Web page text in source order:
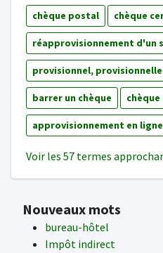
chèque postal chèque
réapprovisionnement d'un
provisionnel, provisionnelle
barrer un chèque
approvisionnement en ligne
Voir les 57 termes
Nouveaux mots
bureau-hôtel
Impôt indirect